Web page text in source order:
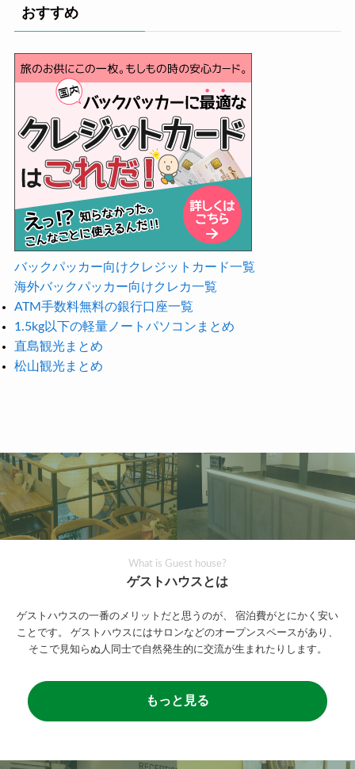
おすすめ
バックパッカー向けクレジットカード一覧
海外バックパッカー向けクレカ一覧
ATM手数料無料の銀行口座一覧
1.5kg以下の軽量ノートパソコンまとめ
直島観光まとめ
松山観光まとめ
What is Guest house?
ゲストハウスとは
ゲストハウスの一番のメリットだと思うのが、
宿泊費がとにかく安い
ことです。
ゲストハウスにはサロンなどのオープンスペースがあり、
そこで見知らぬ人同士で自然発生的に交流が生まれたりします。
もっと見る